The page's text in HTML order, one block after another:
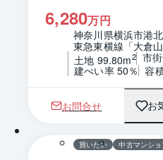
6,280万円
神奈川県横浜市港
東急東横線「大倉
土地 99.80m2 市
建ぺい率 50％ 容
お問合せ お
買いたい 中古マンショ